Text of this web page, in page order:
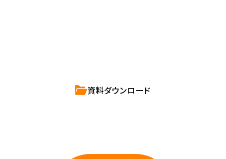
資料ダウンロード